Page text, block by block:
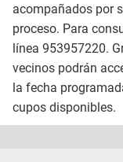
acompañados por
proceso. Para
línea 953957220.
vecinos podrán
la fecha
cupos disponibles.